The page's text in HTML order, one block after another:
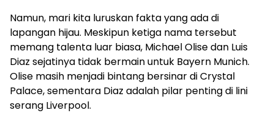
Namun, mari kita luruskan fakta yang ada di
lapangan hijau. Meskipun ketiga nama tersebut
memang talenta luar biasa, Michael Olise dan Luis
Diaz sejatinya tidak bermain untuk Bayern Munich.
Olise masih menjadi bintang bersinar di Crystal
Palace, sementara Diaz adalah pilar penting di lini
serang Liverpool.